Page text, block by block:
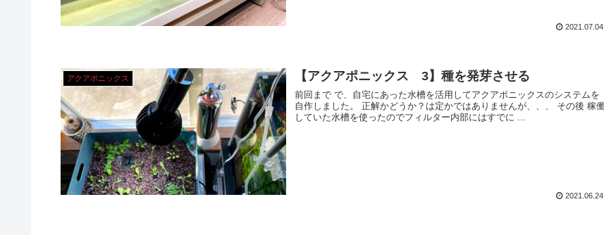
2021.07.04
アクアポニックス 【アクアポニックス 3】種を発芽させる
前回まで で、自宅にあった水槽を活用してアクアポニックスのシステムを
自作しました。 正解かどうか？は定かではありませんが、、、 その後 稼働
していた水槽を使ったのでフィルター内部にはすでに ...
2021.06.24